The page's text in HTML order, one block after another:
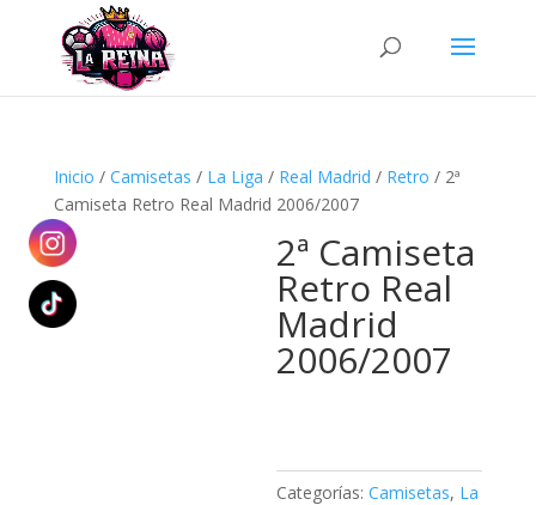
Búsqueda
productos
Inicio / Camisetas / La Liga / Real Madrid / Retro / 2ª
Camiseta Retro Real Madrid 2006/2007
2ª Camiseta
Retro Real
Madrid
2006/2007
Categorías:Camisetas, La